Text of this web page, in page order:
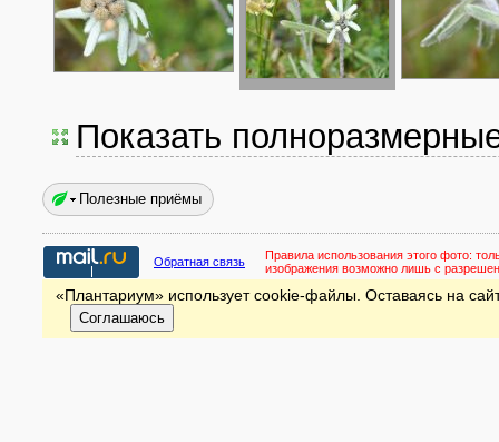
Показать
Полезные приёмы
Обратная связь Правила использования этого фото:
изображения возможно лишь с
«Плантариум» использует cookie-файлы. Оставаясь на
Соглашаюсь